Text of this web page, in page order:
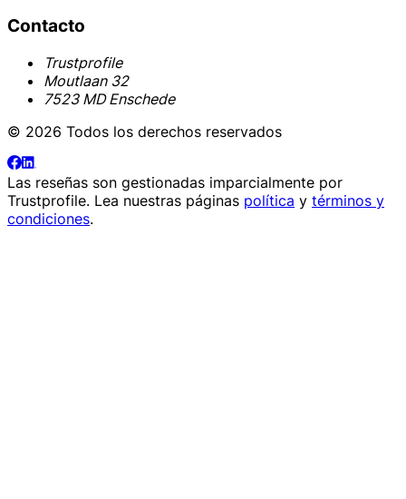
Contacto
Trustprofile
Moutlaan 32
7523 MD Enschede
© 2026 Todos los derechos reservados
Las reseñas son gestionadas imparcialmente por
Trustprofile. Lea nuestras páginas política y términos y
condiciones.